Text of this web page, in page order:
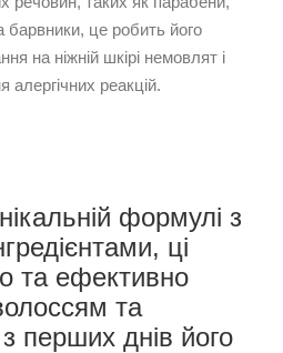
барвники, це робить його
на ніжній шкірі немовлят і
реакцій.
формулі з
ці
та ефективно
та
перших днів його